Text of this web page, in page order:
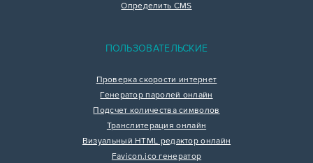
Определить CMS
ПОЛЬЗОВАТЕЛЬСКИЕ
Проверка скорости интернет
Генератор паролей онлайн
Подсчет количества символов
Транслитерация онлайн
Визуальный HTML редактор онлайн
Favicon.ico генератор